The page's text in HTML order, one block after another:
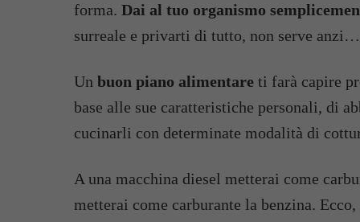
forma. Dai al tuo organismo
surreale e privarti di tutto, non serve
Un buon piano alimentare ti farà capire
base alle sue caratteristiche personali, di
cucinarli con determinate modalità di
A una macchina diesel metterai come
metterai come carburante la benzina.